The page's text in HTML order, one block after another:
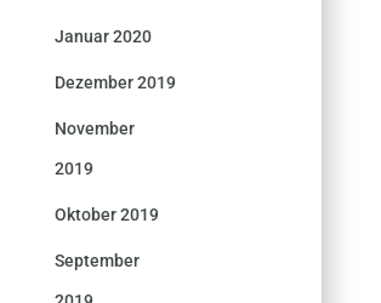
Januar 2020
Dezember 2019
November
2019
Oktober 2019
September